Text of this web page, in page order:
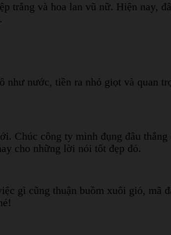
trắng và hoa lan vũ nữ. Hiện nay,
như nước, tiền ra nhỏ giọt và quan
Chúc công ty mình đụng đâu thắng
cho những lời nói tốt đẹp đó.
gì cũng thuận buồm xuôi gió, mã